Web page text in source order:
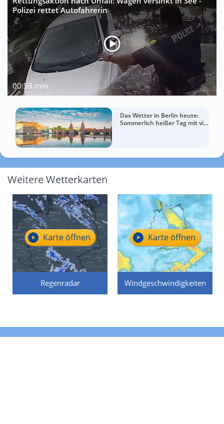
Polizei rettet Autofahrerin
00:59 min
Das Wetter in Berlin heute:
Sommerlich heißer Tag mit viel
Weitere Wetterkarten
Regenradar
Karte öffnen
Windgeschwindigkeiten
Karte öffnen